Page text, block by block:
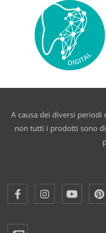
A causa dei diversi periodi
non tutti i prodotti sono